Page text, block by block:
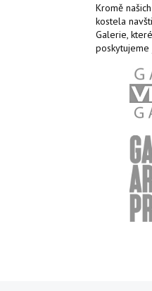
Kromě
kostela
Galerie,
poskytujeme